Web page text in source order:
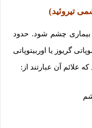
تیروئید)
بیماری چشم شود. حدود
گریوز یا اوربیتوپاتی
علائم آن عبارتند از: